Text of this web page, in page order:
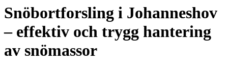
Snöbortforsling i Johanneshov
– effektiv och trygg hantering
av snömassor